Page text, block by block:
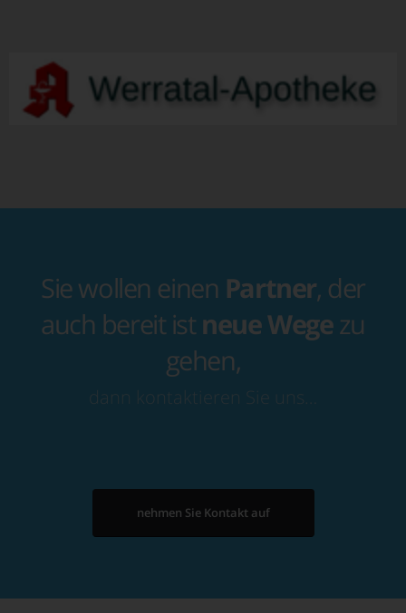
Sie wollen einen Partner, der
auch bereit ist neue Wegezu
gehen,
dann kontaktieren Sie uns…
nehmen Sie Kontakt auf